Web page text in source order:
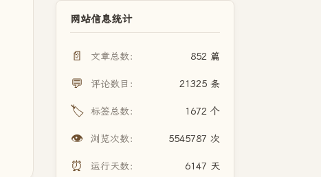
网站信息统计
📄 文章总数： 852 篇
💬 评论数目： 21325 条
🏷️ 标签总数： 1672 个
👁️ 浏览次数： 5545787 次
⏰ 运行天数： 6147 天